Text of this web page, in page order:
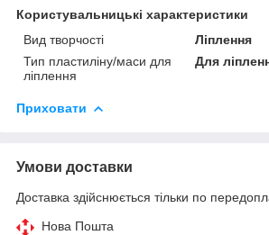
Користувальницькі характеристики
Вид творчості
Ліплення
Тип пластиліну/маси для
ліплення
Для
Приховати
Умови доставки
Доставка здійснюється тільки по
Нова Пошта